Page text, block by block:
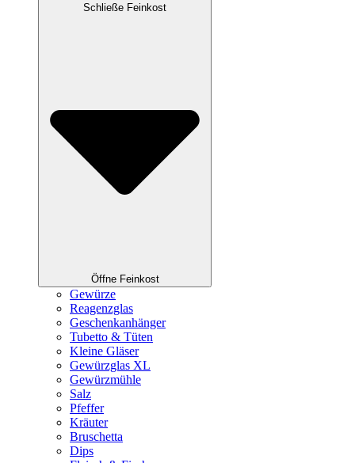
Schließe Feinkost
Öffne Feinkost
Gewürze
Reagenzglas
Geschenkanhänger
Tubetto & Tüten
Kleine Gläser
Gewürzglas XL
Gewürzmühle
Salz
Pfeffer
Kräuter
Bruschetta
Dips